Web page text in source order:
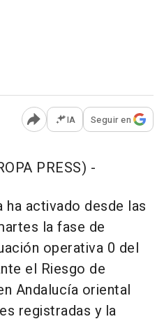
Abrir opciones para
IA Seguir en
PRESS) -
ha activado desde las
la fase de
operativa 0 del
el Riesgo de
Andalucía oriental
registradas y la